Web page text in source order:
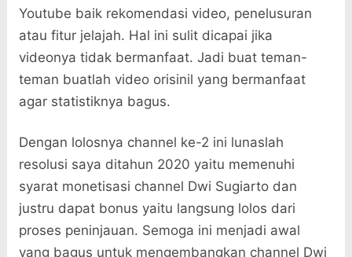
Youtube baik rekomendasi video, penelusuran
atau fitur jelajah. Hal ini sulit dicapai jika
videonya tidak bermanfaat. Jadi buat teman-
teman buatlah video orisinil yang bermanfaat
agar statistiknya bagus.
Dengan lolosnya channel ke-2 ini lunaslah
resolusi saya ditahun 2020 yaitu memenuhi
syarat monetisasi channel Dwi Sugiarto dan
justru dapat bonus yaitu langsung lolos dari
proses peninjauan. Semoga ini menjadi awal
yang bagus untuk mengembangkan channel Dwi